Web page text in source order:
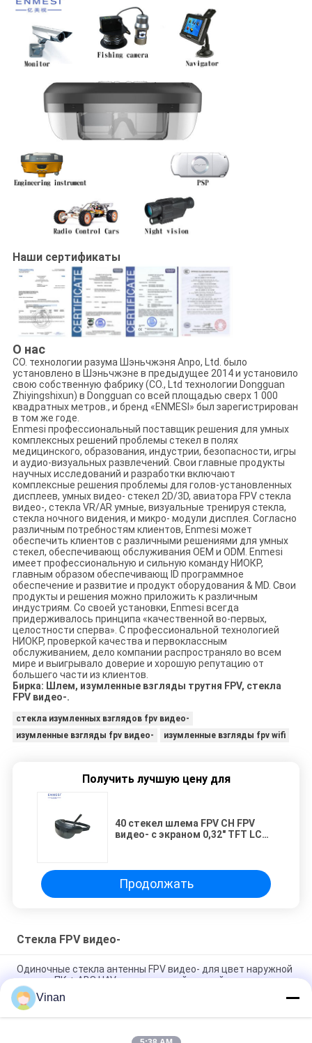
Наши сертификаты
О нас
CO. технологии разума Шэньчжэня Anpo, Ltd. было
установлено в Шэньчжэне в предыдущее 2014 и установило
свою собственную фабрику (CO., Ltd технологии Dongguan
Zhiyingshixun) в Dongguan со всей площадью сверх 1 000
квадратных метров., и бренд «ENMESI» был зарегистрирован
в том же годе.
Enmesi профессиональный поставщик решения для умных
комплексных решений проблемы стекел в полях
медицинского, образования, индустрии, безопасности, игры
и аудио-визуальных развлечений. Свои главные продукты
научных исследований и разработки включают
комплексные решения проблемы для голов-установленных
дисплеев, умных видео- стекел 2D/3D, авиатора FPV стекла
видео-, стекла VR/AR умные, визуальные тренируя стекла,
стекла ночного видения, и микро- модули дисплея. Согласно
различным потребностям клиентов, Enmesi может
обеспечить клиентов с различными решениями для умных
стекел, обеспечивающ обслуживания OEM и ODM. Enmesi
имеет профессиональную и сильную команду НИОКР,
главным образом обеспечивающ ID программное
обеспечение и развитие и продукт оборудования & MD. Свои
продукты и решения можно приложить к различным
индустриям. Со своей установки, Enmesi всегда
придерживалось принципа «качественной во-первых,
целостности сперва». С профессиональной технологией
НИОКР, проверкой качества и первоклассным
обслуживанием, дело компании распространяло во всем
мире и выигрывало доверие и хорошую репутацию от
большего части из клиентов.
Бирка: Шлем, изумленные взгляды трутня FPV, стекла
FPV видео-.
стекла изумленных взглядов fpv видео-
изумленные взгляды fpv видео-
изумленные взгляды fpv wifi
Получить лучшую цену для
40 стекел шлема FPV CH FPV
видео- с экраном 0,32" TFT LCD
Продолжать
Стекла FPV видео-
Одиночные стекла антенны FPV видео- для цвет наружной
крышки ПК + ABS UAV материальный черный
Стекла изумленных взглядов степени FPV FOV 35 0,32
дюймов видео- с объективом смолы удобным
Vinan